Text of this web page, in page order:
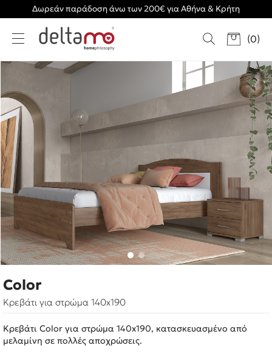
Δωρεάν παράδοση άνω των 200€ για Αθήνα & Κρήτη
(0)
Color
Κρεβάτι για στρώμα 140x190
Κρεβάτι Color για στρώμα 140x190, κατασκευασμένο από
μελαμίνη σε πολλές αποχρώσεις.